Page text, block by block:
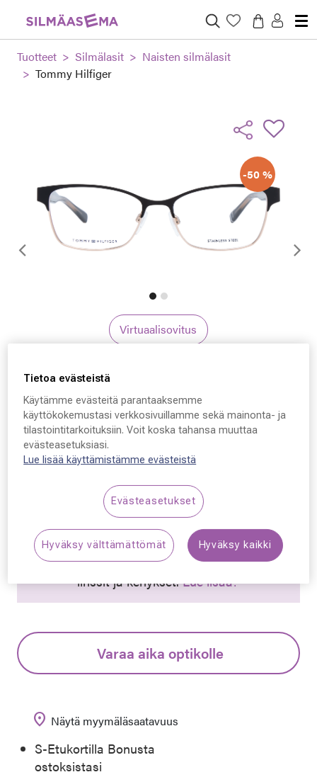
Tuotteet Silmälasit
Naisten silmälasit
Tommy Hilfiger
-50 %
Edellinen
Virtuaalisovitus
Tommy Hilfiger
Tommy Hilfiger TH
2107, 1UV 53 - 16 - 140
99,50 €
Hinta alennettuAlennettu hinta
Alin hinta 30 päivän aikana ennen alennusta: 199,00 €
Synttäriale! Kaikki silmälasit –50 % sisältäen
linssit ja kehykset.Lue lisää!
Varaa aika optikolle
location_on Näytä myymäläsaatavuus
S-Etukortilla Bonusta
ostoksistasi
Tietoa evästeistä
Käytämme evästeitä parantaaksemme
käyttökokemustasi verkkosivuillamme sekä mainonta- ja
tilastointitarkoituksiin. Voit koska tahansa muuttaa
evästeasetuksiasi.
Lue lisää käyttämistämme evästeistä
Evästeasetukset
Hyväksy välttämättömät Hyväksy kaikki